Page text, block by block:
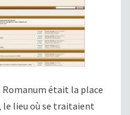
Romanum était la place
le lieu où se traitaient